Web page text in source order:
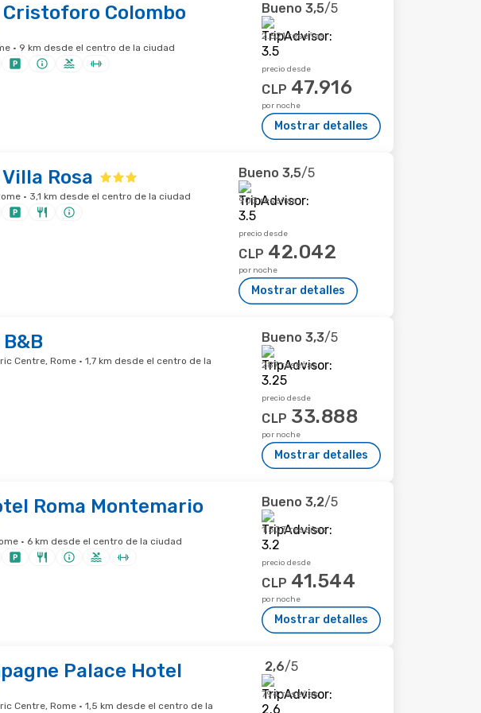
Colombo
· 9 km desde el centro de la ciudad
Bueno 3,5/5
2.521 reseñas
precio desde
CLP 47.916
por noche
Mostrar detalles
Rosa
· 3,1 km desde el centro de la ciudad
Bueno 3,5/5
903 reseñas
precio desde
CLP 42.042
por noche
Mostrar detalles
Centre, Rome · 1,7 km desde el centro de la
Bueno 3,3/5
287 reseñas
precio desde
CLP 33.888
por noche
Mostrar detalles
Roma Montemario
· 6 km desde el centro de la ciudad
Bueno 3,2/5
1.503 reseñas
precio desde
CLP 41.544
por noche
Mostrar detalles
Palace Hotel
Centre, Rome · 1,5 km desde el centro de la
2,6/5
794 reseñas